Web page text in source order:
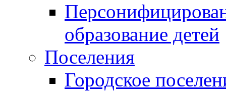
образование детей
Поселения
Городское